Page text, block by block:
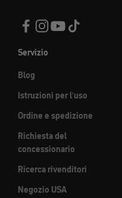
Servizio
Blog
Istruzioni per l'uso
Ordine e spedizione
Richiesta del
concessionario
Ricerca rivenditori
Negozio USA